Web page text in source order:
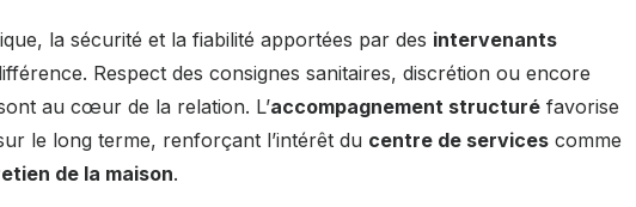
la sécurité et la fiabilité apportées par des intervenants
Respect des consignes sanitaires, discrétion ou encore
au cœur de la relation. L’accompagnement structuré favorise
le long terme, renforçant l’intérêt du centre de services comme
de la maison.